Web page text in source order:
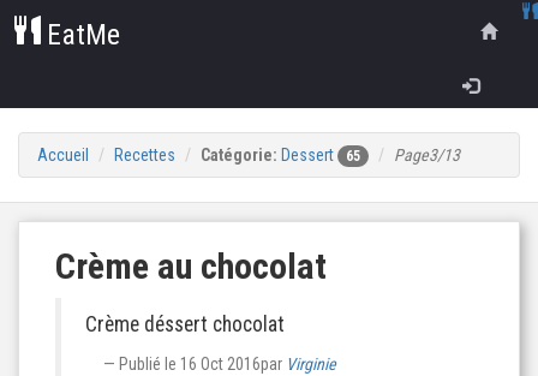
EatMe
Accueil Recettes Catégorie: Dessert 65 Page3/13
Crème au chocolat
Crème déssert chocolat
Publié le 16 Oct 2016par Virginie